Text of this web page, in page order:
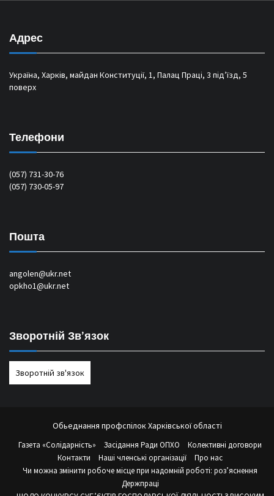
Адрес
Україна, Харків, майдан Конституції, 1, Палац Праці, 3 під’їзд, 5
поверх
Телефони
(057) 731-30-76
(057) 730-05-97
Пошта
angolen@ukr.net
opkho1@ukr.net
Зворотній Зв’язок
Зворотній зв'язок
Обьеднання профспілок Харківської області
Газета «Солідарність» Засідання Ради ОПХО
Колективні договори
Контакти
Наші членські організації
Про нас
Чи можна змінити робоче місце при надомній роботі: роз’яснення
Держпраці